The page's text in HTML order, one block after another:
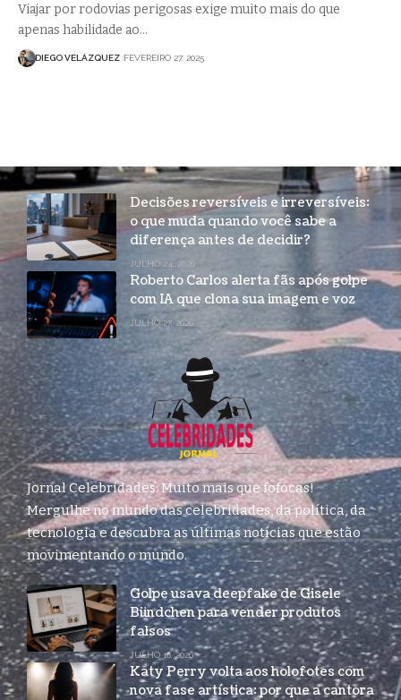
Viajar por rodovias perigosas exige muito mais do que
apenas habilidade ao…
DIEGO VELÁZQUEZ FEVEREIRO 27, 2025
Decisões reversíveis e irreversíveis:
o que muda quando você sabe a
diferença antes de decidir?
JULHO 24, 2026
Roberto Carlos alerta fãs após golpe
com IA que clona sua imagem e voz
JULHO 27, 2026
Jornal Celebridades: Muito mais que fofocas!
Mergulhe no mundo das celebridades, da política, da
tecnologia e descubra as últimas notícias que estão
movimentando o mundo.
Golpe usava deepfake de Gisele
Bündchen para vender produtos
falsos
JULHO 16, 2026
Katy Perry volta aos holofotes com
nova fase artística: por que a cantora